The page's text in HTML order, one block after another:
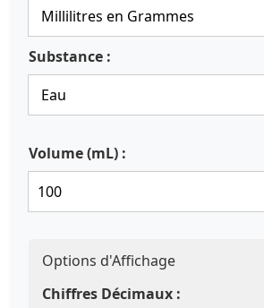
Substance :
Volume (mL) :
Options d'Affichage
Chiffres Décimaux :